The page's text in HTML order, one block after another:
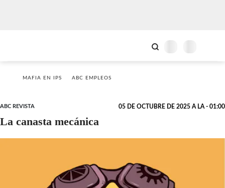
MAFIA EN IPS ABC EMPLEOS
ABC REVISTA 05 DE OCTUBRE DE 2025 A LA - 01:00
La canasta mecánica